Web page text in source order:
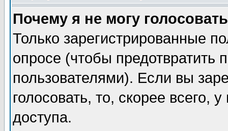
Почему я не могу
Только зарегистрированные
опросе (чтобы предотвратить
пользователями). Если вы
голосовать, то, скорее всего,
доступа.